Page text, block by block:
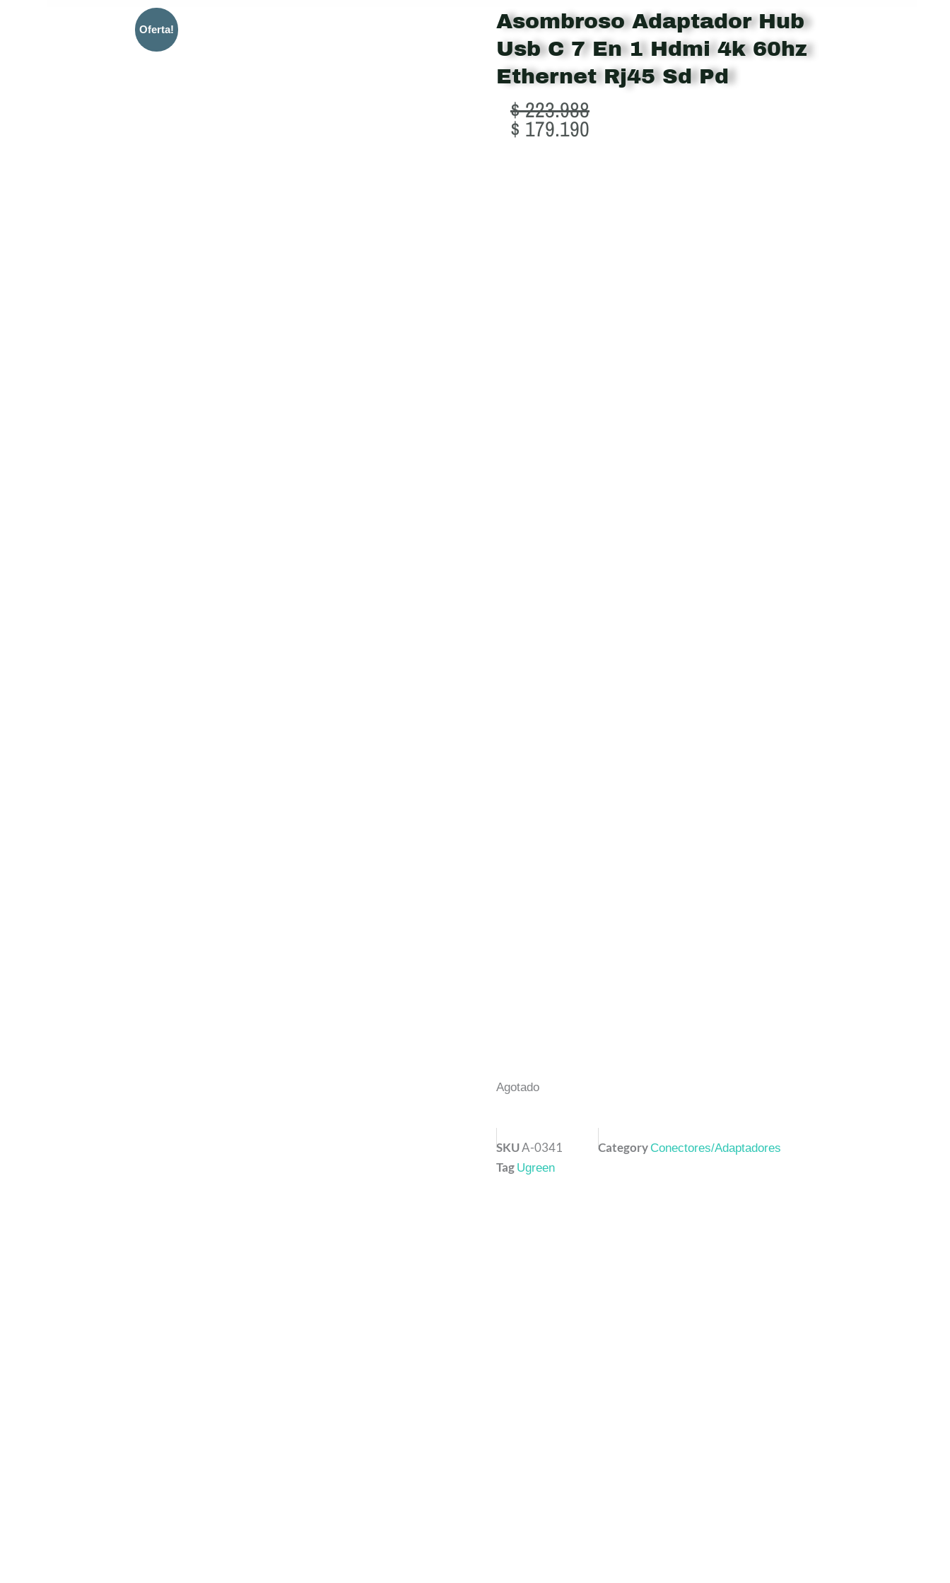
Asombroso Adaptador Hub
Usb C 7 En 1 Hdmi 4k 60hz
Ethernet Rj45 Sd Pd
$223.988
Original
price
was:
$ 179.190
Current
Agotado
SKUA-0341 Category Conectores/Adaptadores
Tag Ugreen